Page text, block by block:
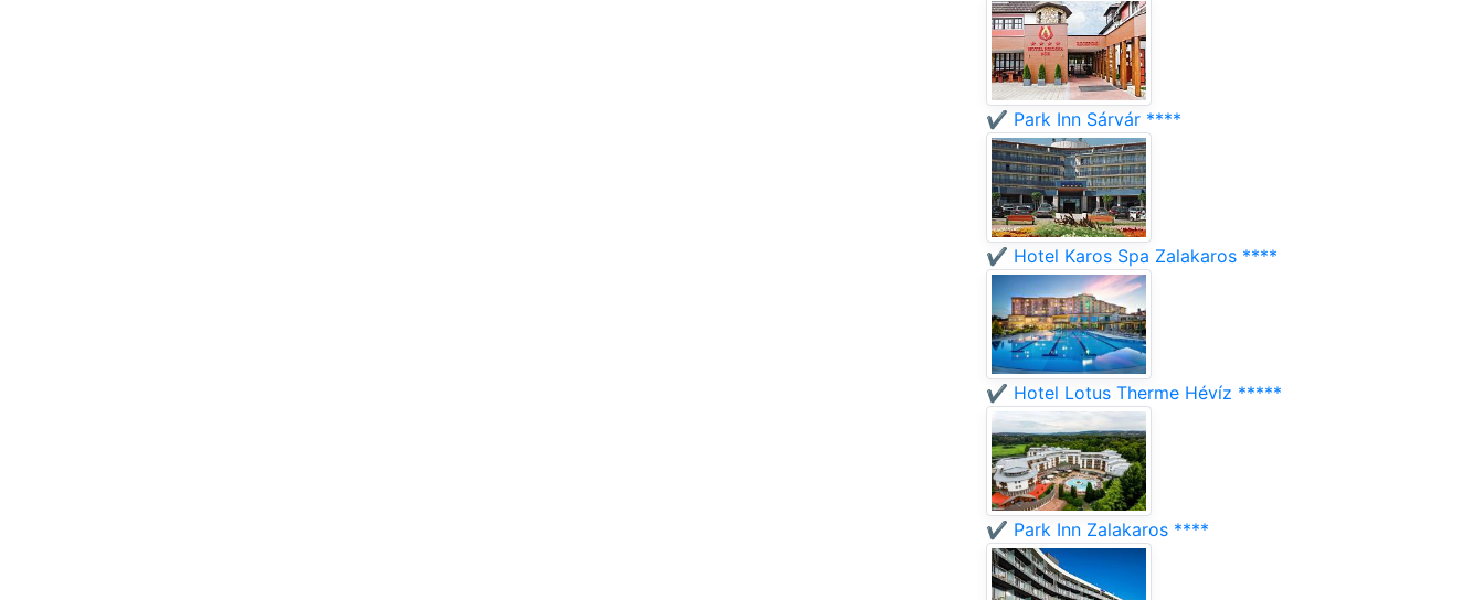
✔️ Park Inn Sárvár ****
✔️ Hotel Karos Spa Zalakaros ****
✔️ Hotel Lotus Therme Hévíz *****
✔️ Park Inn Zalakaros ****